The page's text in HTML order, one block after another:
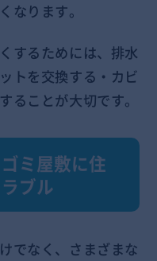
なります。
するためには、排水
トを交換する・カビ
ることが大切です。
ミ屋敷に住
ブル
でなく、さまざまな